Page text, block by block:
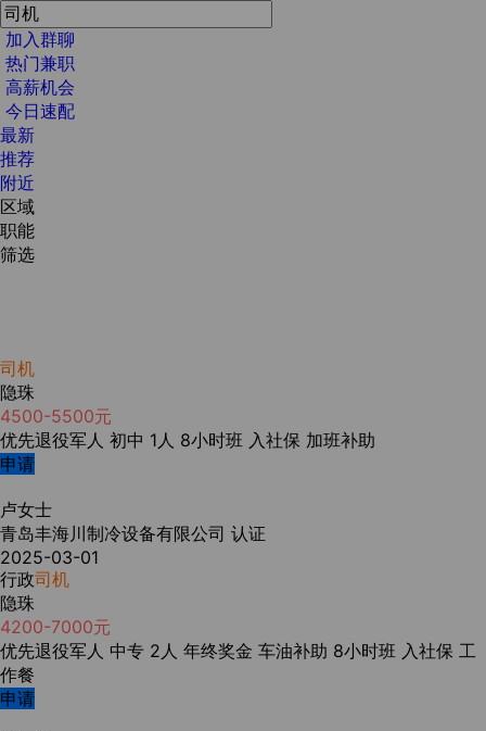
加入群聊
热门兼职
高薪机会
今日速配
最新
推荐
附近
区域
职能
筛选
司机
隐珠
4500-5500元
优先退役军人 初中 1人 8小时班 入社保 加班补助
申请
卢女士
青岛丰海川制冷设备有限公司 认证
2025-03-01
行政司机
隐珠
4200-7000元
优先退役军人 中专 2人 年终奖金 车油补助 8小时班 入社保 工
作餐
申请